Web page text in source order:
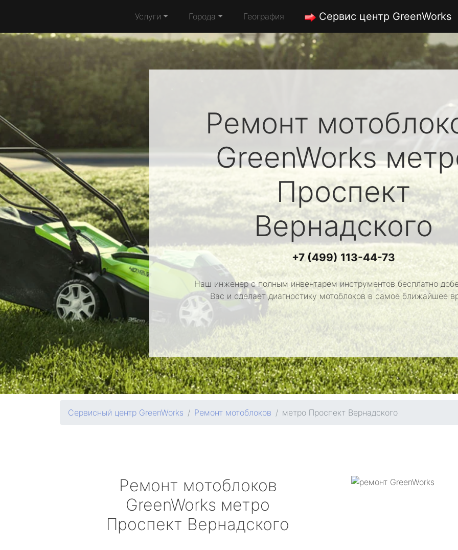
Услуги Города География Сервис центр GreenWorks
Ремонт
GreenWorks
Проспект
Вернадского
+7 (499) 113-44-73
Наш инженер с полным инвентарем инструментов бесплатно
Вас и сделает диагностику мотоблоков в самое ближайшее
Сервисный центр GreenWorks Ремонт мотоблоков метро Проспект Вернадского
Ремонт мотоблоков
GreenWorks метро
Проспект Вернадского